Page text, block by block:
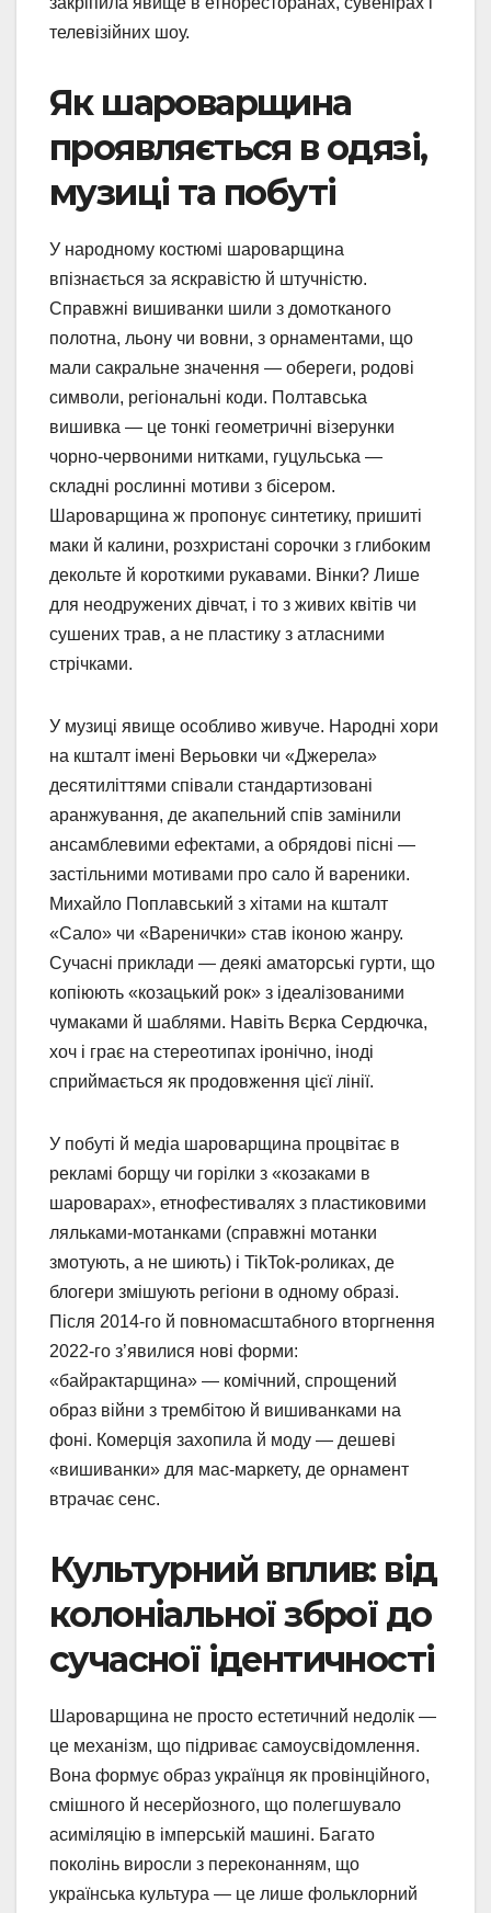
телевізійних шоу.
Як шароварщина
проявляється в одязі,
музиці та побуті
У народному костюмі шароварщина
впізнається за яскравістю й штучністю.
Справжні вишиванки шили з домотканого
полотна, льону чи вовни, з орнаментами, що
мали сакральне значення — обереги, родові
символи, регіональні коди. Полтавська
вишивка — це тонкі геометричні візерунки
чорно-червоними нитками, гуцульська —
складні рослинні мотиви з бісером.
Шароварщина ж пропонує синтетику, пришиті
маки й калини, розхристані сорочки з глибоким
декольте й короткими рукавами. Вінки? Лише
для неодружених дівчат, і то з живих квітів чи
сушених трав, а не пластику з атласними
стрічками.
У музиці явище особливо живуче. Народні хори
на кшталт імені Верьовки чи «Джерела»
десятиліттями співали стандартизовані
аранжування, де акапельний спів замінили
ансамблевими ефектами, а обрядові пісні —
застільними мотивами про сало й вареники.
Михайло Поплавський з хітами на кшталт
«Сало» чи «Варенички» став іконою жанру.
Сучасні приклади — деякі аматорські гурти, що
копіюють «козацький рок» з ідеалізованими
чумаками й шаблями. Навіть Вєрка Сердючка,
хоч і грає на стереотипах іронічно, іноді
сприймається як продовження цієї лінії.
У побуті й медіа шароварщина процвітає в
рекламі борщу чи горілки з «козаками в
шароварах», етнофестивалях з пластиковими
ляльками-мотанками (справжні мотанки
змотують, а не шиють) і TikTok-роликах, де
блогери змішують регіони в одному образі.
Після 2014-го й повномасштабного вторгнення
2022-го з’явилися нові форми:
«байрактарщина» — комічний, спрощений
образ війни з трембітою й вишиванками на
фоні. Комерція захопила й моду — дешеві
«вишиванки» для мас-маркету, де орнамент
втрачає сенс.
Культурний вплив: від
колоніальної зброї до
сучасної ідентичності
Шароварщина не просто естетичний недолік —
це механізм, що підриває самоусвідомлення.
Вона формує образ українця як провінційного,
смішного й несерйозного, що полегшувало
асиміляцію в імперській машині. Багато
поколінь виросли з переконанням, що
українська культура — це лише фольклорний